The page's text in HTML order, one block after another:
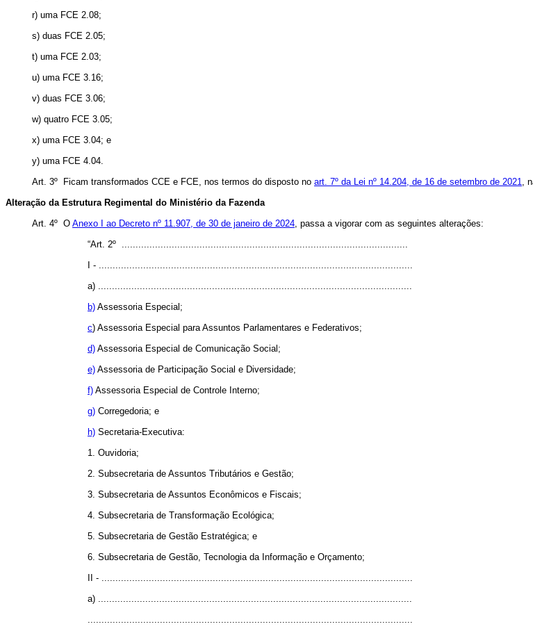
r) uma FCE 2.08;
s) duas FCE 2.05;
t) uma FCE 2.03;
u) uma FCE 3.16;
v) duas FCE 3.06;
w) quatro FCE 3.05;
x) uma FCE 3.04; e
y) uma FCE 4.04.
Art. 3º Ficam transformados CCE e FCE, nos termos do disposto no art. 7º da Lei nº 14.204, de 16 de setembro de 2021,
Alteração da Estrutura Regimental do Ministério da Fazenda
Art. 4º O Anexo I ao Decreto nº 11.907, de 30 de janeiro de 2024, passa a vigorar com as seguintes alterações:
“Art. 2º .......................................................................................................
I - .................................................................................................................
a) .................................................................................................................
b) Assessoria Especial;
c) Assessoria Especial para Assuntos Parlamentares e Federativos;
d) Assessoria Especial de Comunicação Social;
e) Assessoria de Participação Social e Diversidade;
f) Assessoria Especial de Controle Interno;
g) Corregedoria; e
h) Secretaria-Executiva:
1. Ouvidoria;
2. Subsecretaria de Assuntos Tributários e Gestão;
3. Subsecretaria de Assuntos Econômicos e Fiscais;
4. Subsecretaria de Transformação Ecológica;
5. Subsecretaria de Gestão Estratégica; e
6. Subsecretaria de Gestão, Tecnologia da Informação e Orçamento;
II - ................................................................................................................
a) .................................................................................................................
.....................................................................................................................